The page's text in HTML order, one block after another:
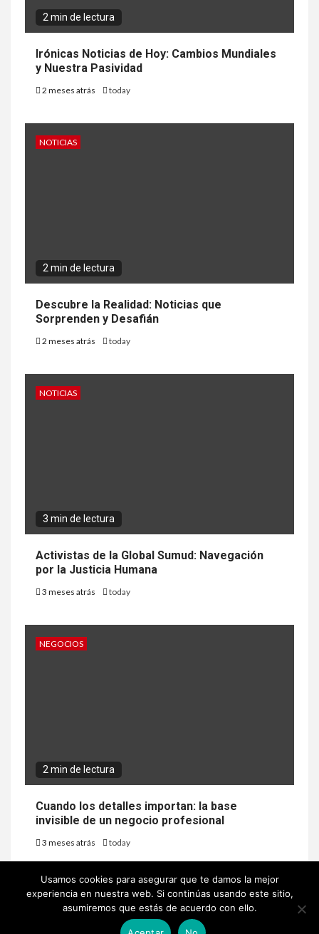
2 min de lectura
Irónicas Noticias de Hoy: Cambios Mundiales
y Nuestra Pasividad
2 meses atrás today
NOTICIAS
2 min de lectura
Descubre la Realidad: Noticias que
Sorprenden y Desafián
2 meses atrás today
NOTICIAS
3 min de lectura
Activistas de la Global Sumud: Navegación
por la Justicia Humana
3 meses atrás today
NEGOCIOS
2 min de lectura
Cuando los detalles importan: la base
invisible de un negocio profesional
3 meses atrás today
Copyright © Todos los derechos reservados.
Usamos cookies para asegurar que te damos la mejor
experiencia en nuestra web. Si continúas usando este sitio,
asumiremos que estás de acuerdo con ello.